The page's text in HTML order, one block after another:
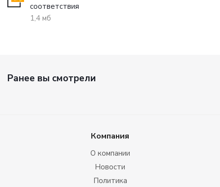
соответствия
1,4 мб
Ранее вы смотрели
Компания
О компании
Новости
Политика